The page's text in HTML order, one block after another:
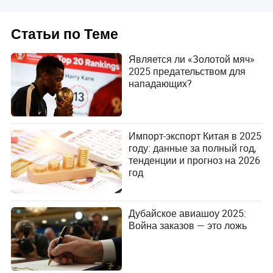
Вратари и молодые звезды сияют с трофеями
Яшина и Копа
Хотя основные награды Золотого мяча привлекают
внимание, церемония также чествует специалистов,
которые формируют основу и будущее спорта. Трофей
Яшина за лучшего вратаря и трофей Копа за лучшего
молодого игрока чествуют тех, кто находится на
противоположных концах своей карьеры, но
Статьи по Теме
Является ли «Золотой мяч»
2025 предательством для
нападающих?
Импорт-экспорт Китая в 2025
году: данные за полный год,
тенденции и прогноз на 2026
год
Дубайское авиашоу 2025:
Война заказов — это ложь